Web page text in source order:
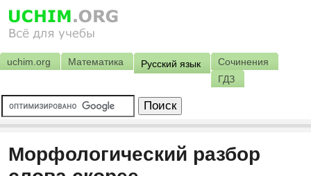
uchim.org Математика Русский язык
Сочинения
ГДЗ
Морфологический разбор